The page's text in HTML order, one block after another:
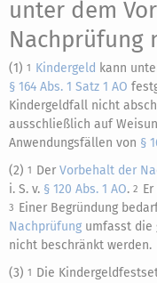
unter dem
Nachprüfung
(1) 1 Kindergeld kann
§ 164 Abs. 1 Satz 1 AO
Kindergeldfall nicht
ausschließlich auf
Anwendungsfällen von §
(2) 1 Der Vorbehalt der
i. S. v. § 120 Abs. 1 AO. 2
3 Einer Begründung
Nachprüfung umfasst die
nicht beschränkt werden.
(3) 1 Die